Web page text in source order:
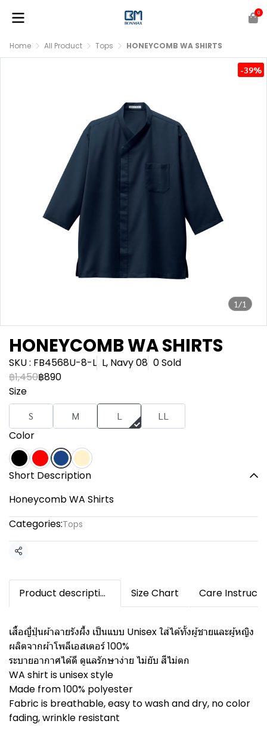
0
Home All Product Tops HONEYCOMB WA SHIRTS
1/1
-39%
HONEYCOMB WA SHIRTS
SKU : FB4568U-8-L L, Navy 08 0 Sold
฿1,450฿890
Size
S M L LL
Color
Short Description
Honeycomb WA Shirts
Categories:Tops
Share
Product description Size Chart Care
เสื้อญี่ปุ่นผ้าลายรังผึ้ง เป็นแบบ Unisex ใส่ได้ทั้งผู้ชายและผู้หญิง
ผลิตจากผ้าโพลีเอสเตอร์ 100%
ระบายอากาศได้ดี ดูแลรักษาง่าย ไม่ยับ สีไม่ตก
WA shirt is unisex style
Made from 100% polyester
Fabric is breathable, easy to wash and dry, no color
fading, wrinkle resistant